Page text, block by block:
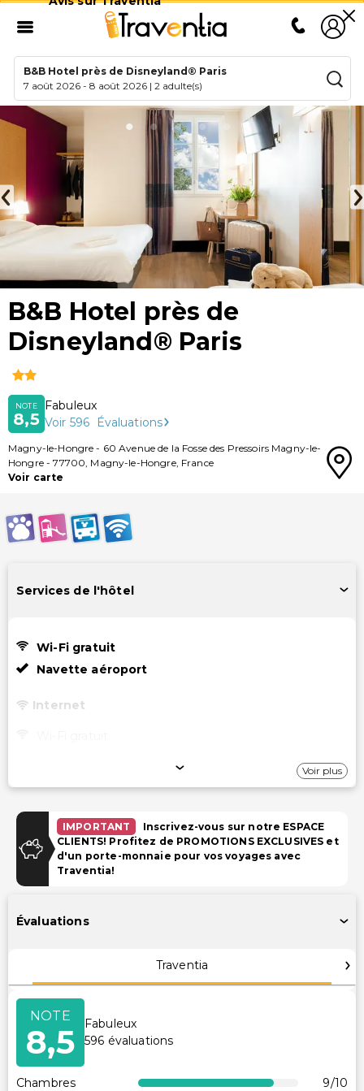
B&B Hotel près de Disneyland® Paris
7 août 2026 -8 août 2026 |2 adulte(s)
B&B Hotel près de
Disneyland® Paris
NOTE
8,5
Fabuleux
Voir 596 Évaluations
Magny-le-Hongre - 60 Avenue de la Fosse des Pressoirs Magny-le-
Hongre-77700, Magny-le-Hongre, France
Voir carte
Services de l'hôtel
Wi-Fi gratuit
Navette aéroport
Internet
Installations
Salle de jeux/arcade
Espace pique-nique
Transport
Navette aéroport (payante)
Navette aéroport
Accessibilité
Accessibilité dans la chambre (dans certaines
chambres)
Voir plus
IMPORTANT
Inscrivez-vous sur notre ESPACE
CLIENTS! Profitez de PROMOTIONS EXCLUSIVES et
d'un porte-monnaie pour vos voyages avec
Traventia!
Évaluations
Traventia
NOTE
8,5
Fabuleux
596 évaluations
Chambres 9/10